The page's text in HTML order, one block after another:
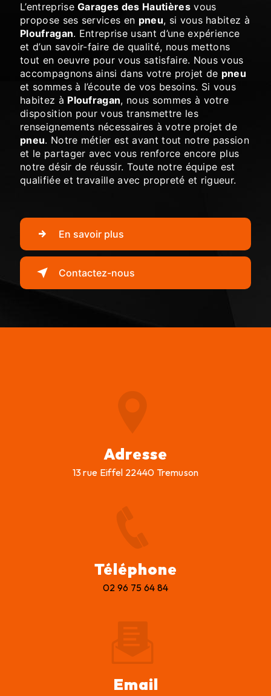
L’entrepriseGarages des Hautièresvous
propose ses services en pneu, si vous habitez à
Ploufragan. Entreprise usant d’une expérience
et d’un savoir-faire de qualité, nous mettons
tout en oeuvre pour vous satisfaire. Nous vous
accompagnons ainsi dans votre projet de pneu
et sommes à l’écoute de vos besoins. Si vous
habitez à Ploufragan, nous sommes à votre
disposition pour vous transmettre les
renseignements nécessaires à votre projet de
pneu. Notre métier est avant tout notre passion
et le partager avec vous renforce encore plus
notre désir de réussir. Toute notre équipe est
qualifiée et travaille avec propreté et rigueur.
En savoir plus
Contactez-nous
Adresse
13 rue Eiffel 22440 Tremuson
Téléphone
02 96 75 64 84
Email